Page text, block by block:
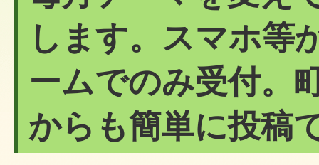
します。スマホ等
ームでのみ受付。
からも簡単に投稿